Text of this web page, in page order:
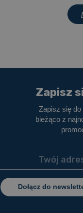
Zapisz
Zapisz się do
bieżąco z
Dołącz do